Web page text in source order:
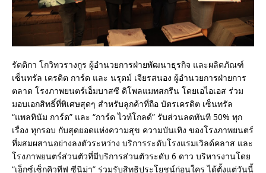
รัตติกา โกวิทวรางกูร ผู้อำนวยการฝ่ายพัฒนาธุรกิจ และผลิตภัณฑ์
เซ็นทรัล เครดิต การ์ด และ นรุตม์ เจียรสนอง ผู้อำนวยการฝ่ายการ
ตลาด โรงภาพยนตร์เอ็มบาสซี ดิโพลแมทสกรีน โดยเอไอเอส ร่วม
มอบเอกสิทธิ์ที่พิเศษสุดๆ สำหรับลูกค้าที่ถือ บัตรเครดิต เซ็นทรัล
“แพลทินัม การ์ด” และ “การ์ด ไวท์โกลด์” รับส่วนลดทันที 50% ทุก
เรื่อง ทุกรอบ กับสุดยอดแห่งความสุข ความบันเทิง ของโรงภาพยนตร์
ที่ผสมผสานอย่างลงตัวระหว่าง บริการระดับโรงแรมเวิลด์คลาส และ
โรงภาพยนตร์ส่วนตัวที่มีบริการส่วนตัวระดับ 6 ดาว บริหารงานโดย
“เอ็กซ์เซ็กคิวทีฟ ซีนิม่า” ร่วมรับสิทธิประโยชน์ก่อนใคร ได้ตั้งแต่วันนี้